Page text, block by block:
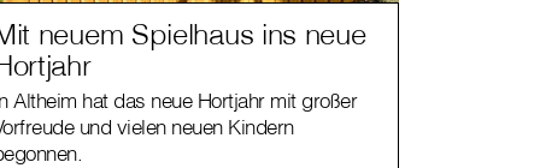
neuem Spielhaus ins neue
Altheim hat das neue Hortjahr mit großer
und vielen neuen Kindern